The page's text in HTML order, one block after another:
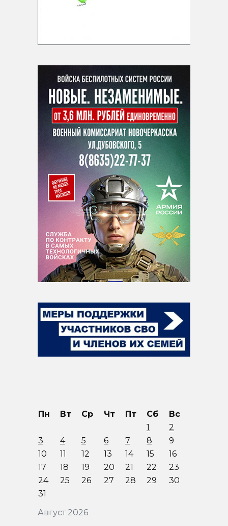
Август 2026
Пн Вт Ср Чт Пт Сб
Вс
1
2
3
4 5 6 7 8
9
10
11 12 13 14 15
16
17
18 19 20 21 22
23
24
25 26 27 28 29
30
31